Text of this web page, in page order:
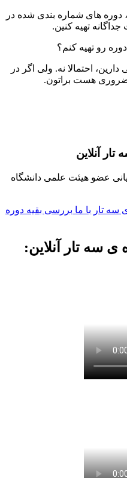
دوره های شماره بندی شده در
تهیه کنین.
رو تهیه کنم؟
احتمالا نه. ولی اگر در
ضروری هست براتون.
آنلاین
عضو هیئت علمی دانشگاه
سه تار با ما بررسی بقیه دوره
ی سه تار آنلاین: